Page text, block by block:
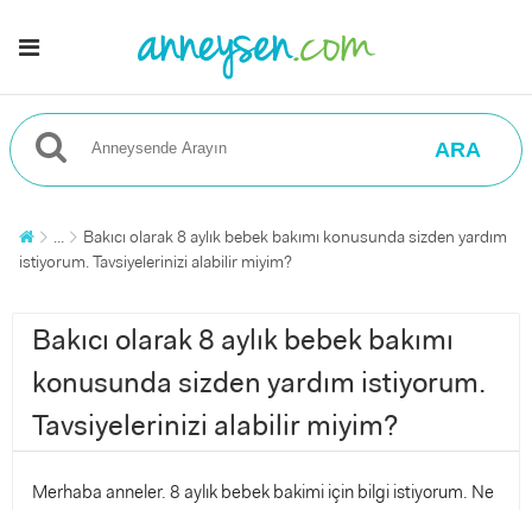
ARA
...
Bakıcı olarak 8 aylık bebek bakımı konusunda sizden yardım
istiyorum. Tavsiyelerinizi alabilir miyim?
Bakıcı olarak 8 aylık bebek bakımı
konusunda sizden yardım istiyorum.
Tavsiyelerinizi alabilir miyim?
Merhaba anneler. 8 aylık bebek bakimi için bilgi istiyorum. Ne